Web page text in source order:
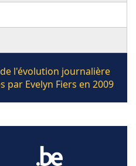
l'évolution journalière
par Evelyn Fiers en 2009